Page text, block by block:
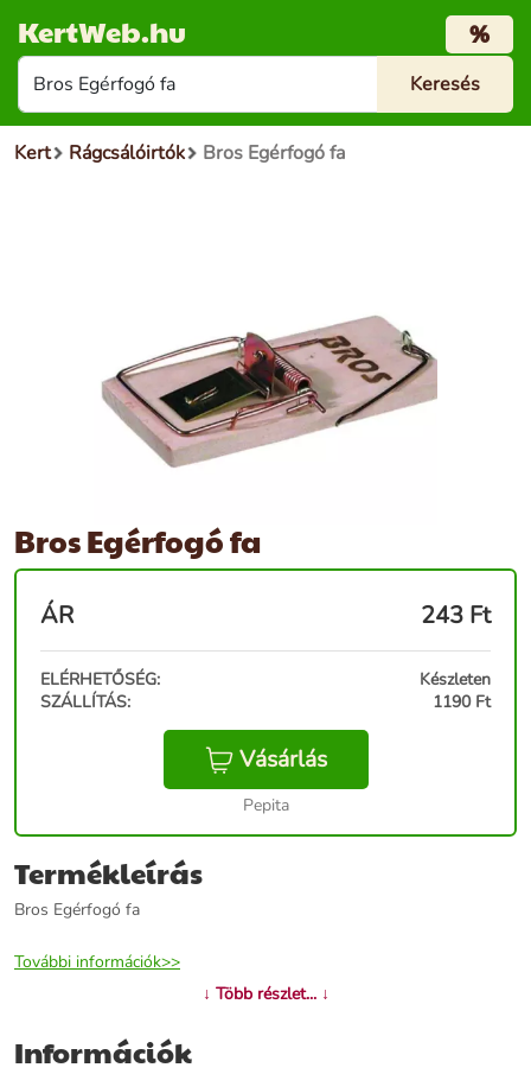
KertWeb.hu %
Kert Rágcsálóirtók Bros Egérfogó fa
Bros Egérfogó fa
ÁR 243 Ft
ELÉRHETŐSÉG:
Készleten
SZÁLLÍTÁS:
1190 Ft
Vásárlás
Pepita
Termékleírás
Bros Egérfogó fa
További információk>>
↓ Több részlet... ↓
Információk